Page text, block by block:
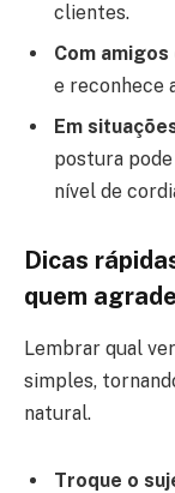
clientes.
Com
e reconhece
Em
postura
nível de
Dicas
quem
Lembrar qual
simples,
natural.
Troque o